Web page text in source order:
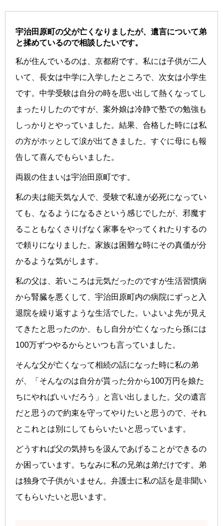
宇治田原町の父が亡くなりましたが、遺言について弟
と揉めているので相談したいです。
私が住んでいるのは、京都府です。私には子供が二人
いて、長女は中学に入学したところで、次女は小学生
です。中学受験は自分の時を思い出して熱くなってし
まったりしたのですが、案外娘は冷静で塾での勉強も
しっかりとやっていました。結果、合格した時には私
の方がホッとして涙が出てきました。すぐに母にも報
告して喜んでもらいました。
両親の住まいは宇治田原町です。
私の夫は能天気な人で、受験で私達が必死になってい
ても、なるようになるさという感じでしたが、邪魔す
ることもなくさりげなく家事をやってくれたりするの
で頼りになりました。家族は困難な時にその真価が分
かるような気がします。
私の父は、若いころは元気だったのですが生活習慣病
から腎臓を悪くして、宇治田原町内の病院にずっと入
退院を繰り返すような生活でした。いよいよ先が見え
てきたと思ったのか、もし自分が亡くなったら孫には
100万ずつやるからといつも言っていました。
そんな父が亡くなって相続の話になった時に私の弟
が、「そんなのは自分が貰った分から100万円を娘た
ちにやればいいだろう」と言い出しました。父の遺言
だと思うので約束を守ってやりたいと思うので、それ
とこれとは別にしてもらいたいと思っています。
どうすれば父の気持ちを汲んであげることができるの
か困っています。ちなみに私の兄弟は弟だけです。弟
は独身で子供がいません。弁護士に私の話を是非聞い
てもらいたいと思います。